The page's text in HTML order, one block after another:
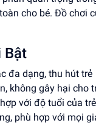
cho bé. Đồ chơi
Bật
đa dạng, thu hút trẻ
không gây hại cho
với độ tuổi của trẻ
phù hợp với mọi